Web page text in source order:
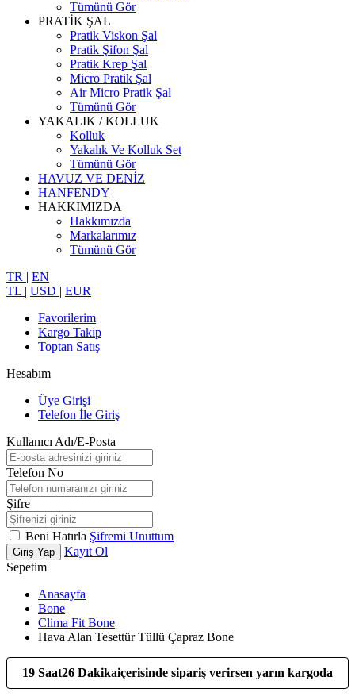
Tümünü Gör
PRATİK ŞAL
Pratik Viskon Şal
Pratik Şifon Şal
Pratik Krep Şal
Micro Pratik Şal
Air Micro Pratik Şal
Tümünü Gör
YAKALIK / KOLLUK
Kolluk
Yakalık Ve Kolluk Set
Tümünü Gör
HAVUZ VE DENİZ
HANFENDY
HAKKIMIZDA
Hakkımızda
Markalarımız
Tümünü Gör
TR | EN
TL | USD | EUR
Favorilerim
Kargo Takip
Toptan Satış
Hesabım
Üye Girişi
Telefon İle Giriş
Kullanıcı Adı/E-Posta
Telefon No
Şifre
Beni Hatırla Şifremi Unuttum
Giriş Yap
Kayıt Ol
Sepetim
Anasayfa
Bone
Clima Fit Bone
Hava Alan Tesettür Tüllü Çapraz Bone
19 Saat26 Dakikaiçerisinde sipariş verirsen yarın kargoda